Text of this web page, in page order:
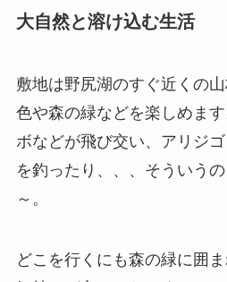
大自然と溶け込む生活
敷地は野尻湖のすぐ近くの
色や森の緑などを楽しめま
ボなどが飛び交い、アリジ
を釣ったり、、、そういう
～。
どこを行くにも森の緑に囲